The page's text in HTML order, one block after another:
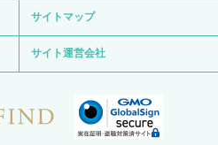
サイトマップ
サイト運営会社